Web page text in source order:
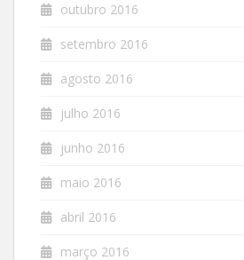
outubro 2016
setembro 2016
agosto 2016
julho 2016
junho 2016
maio 2016
abril 2016
março 2016